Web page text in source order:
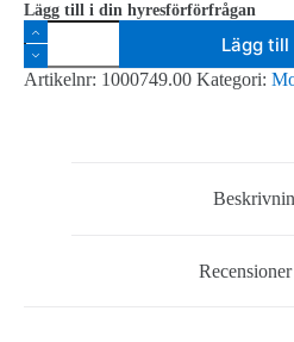
Lägg till i din hyresförförfrågan
CM
Pickle
motorstyrning
1
Lägg till
Artikelnr: 1000749.00 Kategori: